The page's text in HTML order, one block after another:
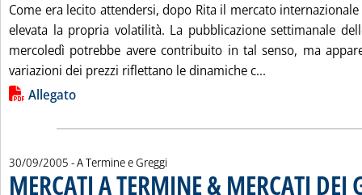
Come era lecito attendersi, dopo Rita il mercato
elevata la propria volatilità. La pubblicazione settimanale
mercoledì potrebbe avere contribuito in tal senso, ma
variazioni dei prezzi riflettano le dinamiche c...
Lista allegati PDF alla notizia
Allegato
30/09/2005 - A Termine e Greggi
MERCATI A TERMINE & MERCATI DEI